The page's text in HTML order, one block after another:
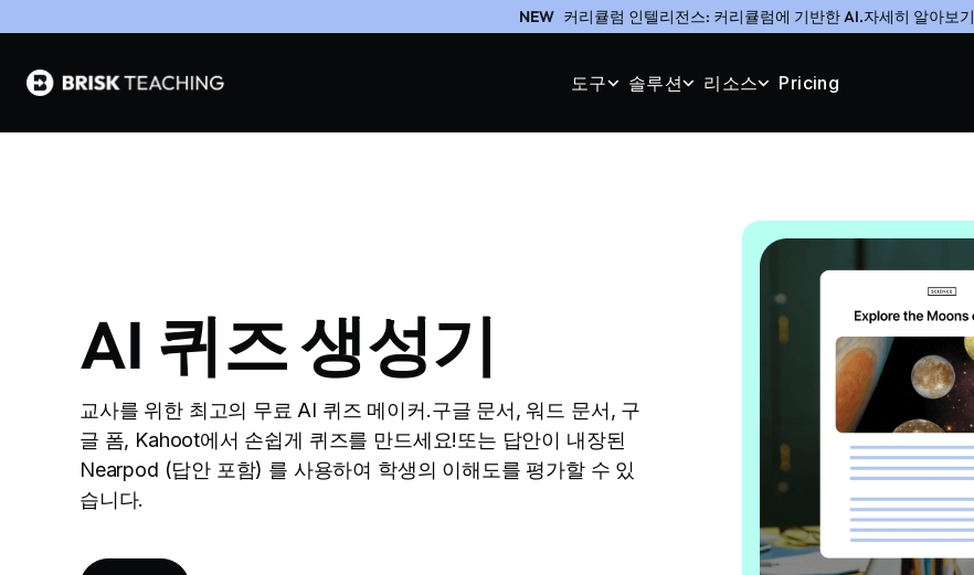
NEW 커리큘럼 인텔리전스: 커리큘럼에 기반한 AI.자세히 알아보기
도구 솔루션 리소스 Pricing
AI 퀴즈 생성기
교사를 위한 최고의 무료 AI 퀴즈 메이커.구글 문서, 워드 문서, 구
글 폼, Kahoot에서 손쉽게 퀴즈를 만드세요!또는 답안이 내장된
Nearpod (답안 포함) 를 사용하여 학생의 이해도를 평가할 수 있
습니다.